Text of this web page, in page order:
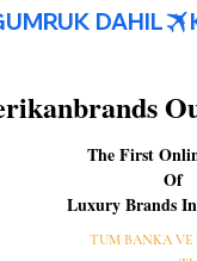
The First
Of
Luxury Brands
TUM BANKA VE